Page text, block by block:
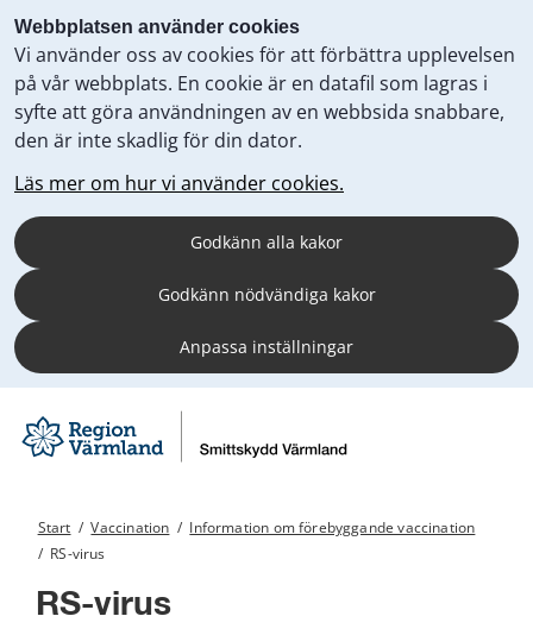
Webbplatsen använder cookies
Vi använder oss av cookies för att förbättra upplevelsen
på vår webbplats. En cookie är en datafil som lagras i
syfte att göra användningen av en webbsida snabbare,
den är inte skadlig för din dator.
Läs mer om hur vi använder cookies.
Godkänn alla kakor
Godkänn nödvändiga kakor
Anpassa inställningar
Start / Vaccination / Information om förebyggande vaccination
/ RS-virus
RS-virus